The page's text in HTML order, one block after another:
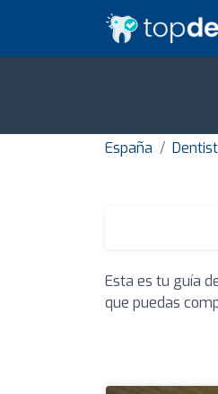
España
Esta es tu guía
que puedas